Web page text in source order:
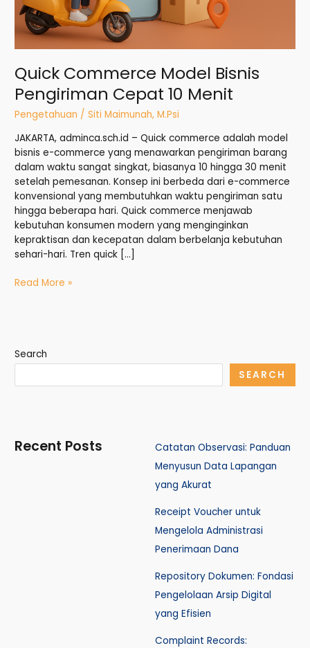
Quick Commerce Model Bisnis
Pengiriman Cepat 10 Menit
Pengetahuan /Siti Maimunah, M.Psi
JAKARTA, adminca.sch.id – Quick commerce adalah model
bisnis e-commerce yang menawarkan pengiriman barang
dalam waktu sangat singkat, biasanya 10 hingga 30 menit
setelah pemesanan. Konsep ini berbeda dari e-commerce
konvensional yang membutuhkan waktu pengiriman satu
hingga beberapa hari. Quick commerce menjawab
kebutuhan konsumen modern yang menginginkan
kepraktisan dan kecepatan dalam berbelanja kebutuhan
sehari-hari. Tren quick […]
Read More »
Search
SEARCH
Recent Posts
Catatan Observasi: Panduan
Menyusun Data Lapangan
yang Akurat
Receipt Voucher untuk
Mengelola Administrasi
Penerimaan Dana
Repository Dokumen: Fondasi
Pengelolaan Arsip Digital
yang Efisien
Complaint Records: